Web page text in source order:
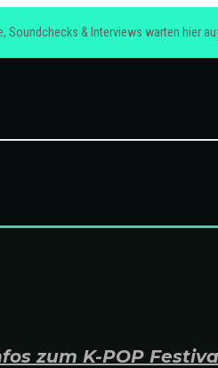
Soundchecks & Interviews warten hier
zum K-POP